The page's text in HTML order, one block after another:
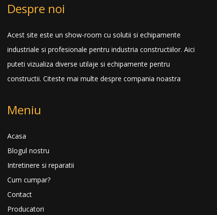
Despre noi
Acest site este un show-room cu solutii si echipamente
industriale si profesionale pentru industria constructiilor. Aici
puteti vizualiza diverse utilaje si echipamente pentru
constructii. Citeste mai multe despre compania noastra
Meniu
Acasa
Blogul nostru
Intretinere si reparatii
Cum cumpar?
Contact
Producatori